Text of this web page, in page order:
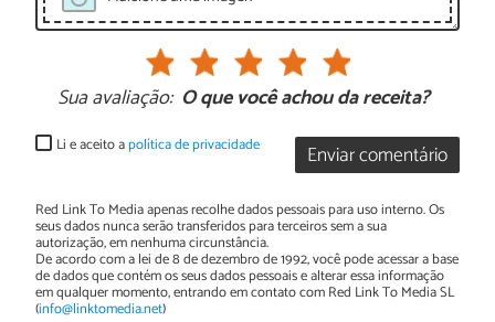
Sua avaliação: O que você achou da receita?
Enviar comentário
Li e aceito apolítica de privacidade
Red Link To Media apenas recolhe dados pessoais para uso interno. Os
seus dados nunca serão transferidos para terceiros sem a sua
autorização, em nenhuma circunstância.
De acordo com a lei de 8 de dezembro de 1992, você pode acessar a base
de dados que contém os seus dados pessoais e alterar essa informação
em qualquer momento, entrando em contato com Red Link To Media SL
(info@linktomedia.net)